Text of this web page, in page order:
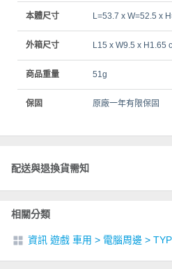
本體尺寸 L=53.7 x W=52.5 x
外箱尺寸 L15 x W9.5 x H1.65
商品重量 51g
保固 原廠一年有限保固
配送與退換貨需知
相關分類
資訊 遊戲 車用 > 電腦周邊 >